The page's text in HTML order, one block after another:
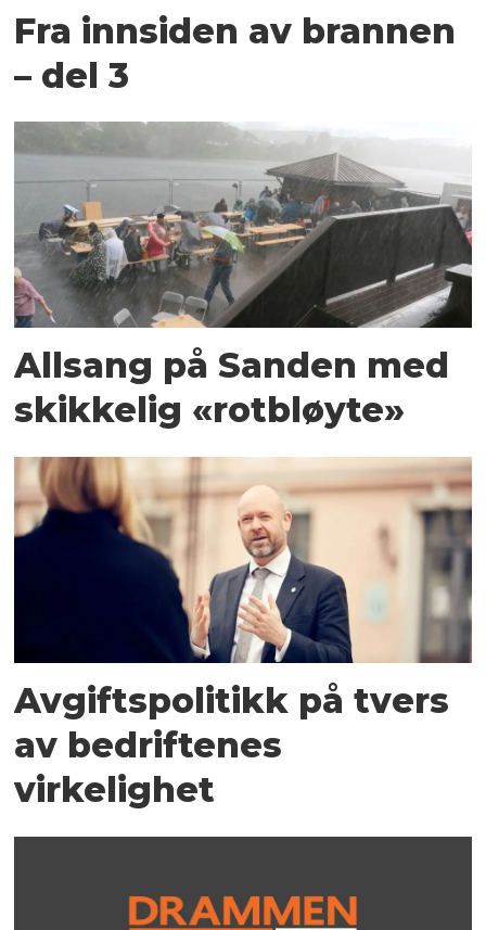
Fra innsiden av brannen
– del 3
Allsang på Sanden med
skikkelig «rotbløyte»
Avgiftspolitikk på tvers
av bedriftenes
virkelighet